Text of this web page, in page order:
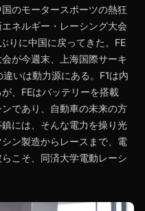
のモータースポーツの熱狂
ネルギー・レーシング大会
りに中国に戻ってきた。FE
が今週末、上海国際サーキ
いは動力源にある。F1は内
、FEはバッテリーを搭載
であり、自動車の未来の方
には、そんな電力を操り光
ン製造からレースまで、電
こそ、同済大学電動レーシ